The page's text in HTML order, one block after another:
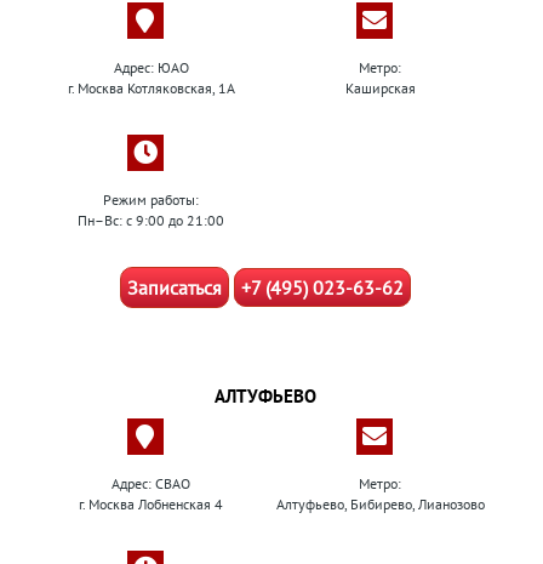
Адрес: ЮАО
г. Москва Котляковская, 1А
Метро:
Каширская
Режим работы:
Пн–Вс: с 9:00 до 21:00
Записаться +7 (495) 023-63-62
АЛТУФЬЕВО
Адрес: СВАО
г. Москва Лобненская 4
Метро:
Алтуфьево, Бибирево, Лианозово